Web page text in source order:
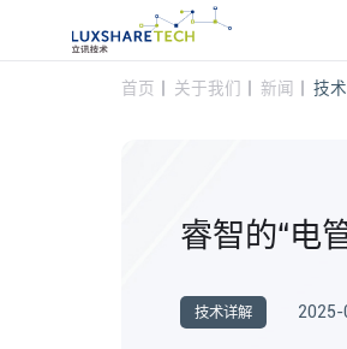
首页 关于我们 新闻 技
睿智的“电
技术详解